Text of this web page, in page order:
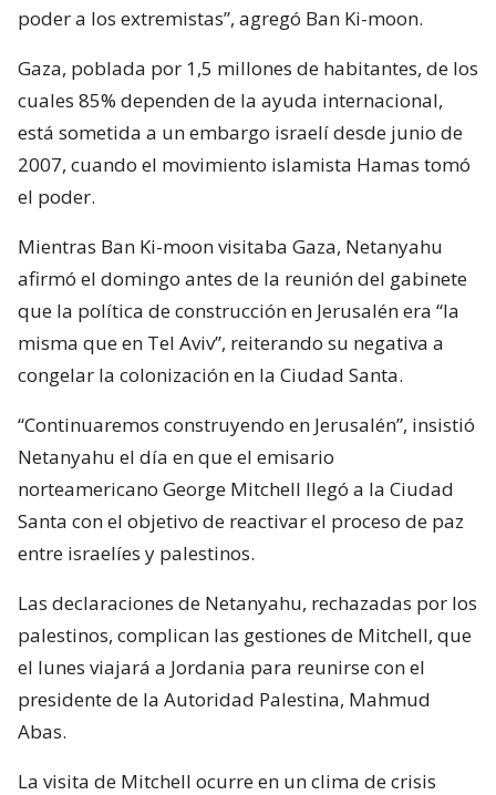
poder a los extremistas”, agregó Ban Ki-moon.
Gaza, poblada por 1,5 millones de habitantes, de los
cuales 85% dependen de la ayuda internacional,
está sometida a un embargo israelí desde junio de
2007, cuando el movimiento islamista Hamas tomó
el poder.
Mientras Ban Ki-moon visitaba Gaza, Netanyahu
afirmó el domingo antes de la reunión del gabinete
que la política de construcción en Jerusalén era “la
misma que en Tel Aviv”, reiterando su negativa a
congelar la colonización en la Ciudad Santa.
“Continuaremos construyendo en Jerusalén”, insistió
Netanyahu el día en que el emisario
norteamericano George Mitchell llegó a la Ciudad
Santa con el objetivo de reactivar el proceso de paz
entre israelíes y palestinos.
Las declaraciones de Netanyahu, rechazadas por los
palestinos, complican las gestiones de Mitchell, que
el lunes viajará a Jordania para reunirse con el
presidente de la Autoridad Palestina, Mahmud
Abas.
La visita de Mitchell ocurre en un clima de crisis